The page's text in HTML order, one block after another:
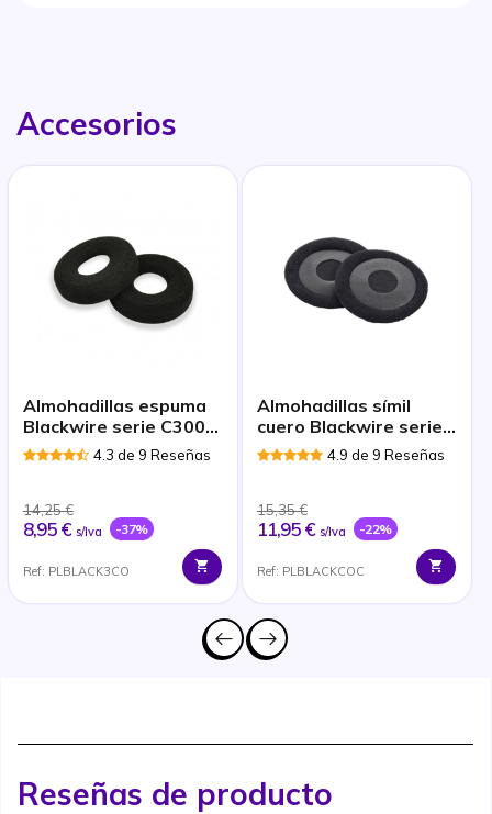
Accesorios
Almohadillas espuma
Blackwire serie C300 y
3200
4.3 de 9 Reseñas
14,25 €
8,95 € s/Iva -37%
Ref: PLBLACK3CO
Almohadillas símil
cuero Blackwire series
C300 y 32004.9 de 9 Reseñas
15,35 €
11,95 € s/Iva -22%
Ref: PLBLACKCOC
Reseñas de producto